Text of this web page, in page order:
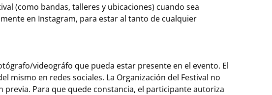
(como bandas, talleres y ubicaciones) cuando sea
en Instagram, para estar al tanto de cualquier
videográfo que pueda estar presente en el evento. El
mismo en redes sociales. La Organización del Festival no
Para que quede constancia, el participante autoriza